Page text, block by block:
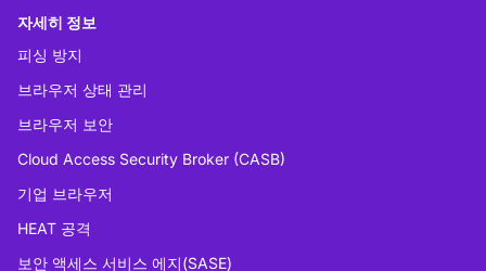
자세히 정보
피싱 방지
브라우저 상태 관리
브라우저 보안
Cloud Access Security Broker (CASB)
기업 브라우저
HEAT 공격
보안 액세스 서비스 에지(SASE)